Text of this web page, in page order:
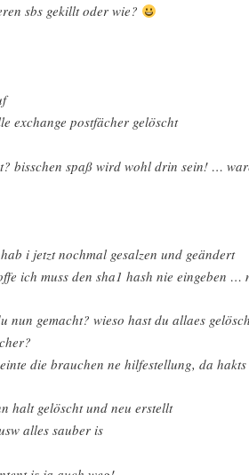
sbs gekillt oder wie?
exchange postfächer gelöscht
bisschen spaß wird wohl drin sein! …
i jetzt nochmal gesalzen und geändert
ich muss den sha1 hash nie eingeben …
nun gemacht? wieso hast du allaes
die brauchen ne hilfestellung, da
halt gelöscht und neu erstellt
alles sauber is